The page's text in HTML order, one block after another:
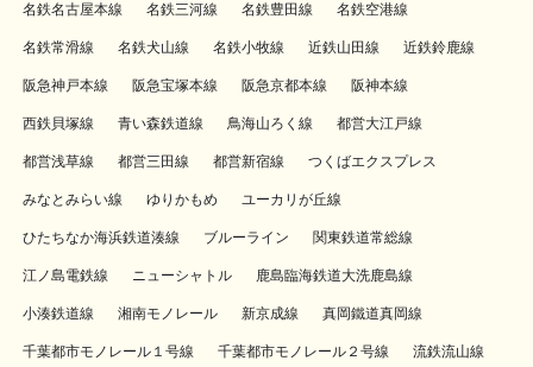
名鉄名古屋本線 名鉄三河線 名鉄豊田線 名鉄空港線
名鉄常滑線 名鉄犬山線 名鉄小牧線 近鉄山田線 近鉄鈴鹿線
阪急神戸本線 阪急宝塚本線 阪急京都本線 阪神本線
西鉄貝塚線 青い森鉄道線 鳥海山ろく線 都営大江戸線
都営浅草線 都営三田線 都営新宿線 つくばエクスプレス
みなとみらい線 ゆりかもめ ユーカリが丘線
ひたちなか海浜鉄道湊線 ブルーライン 関東鉄道常総線
江ノ島電鉄線 ニューシャトル 鹿島臨海鉄道大洗鹿島線
小湊鉄道線 湘南モノレール 新京成線 真岡鐵道真岡線
千葉都市モノレール１号線 千葉都市モノレール２号線 流鉄流山線